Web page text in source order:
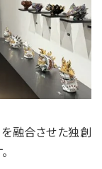
融合させた独創